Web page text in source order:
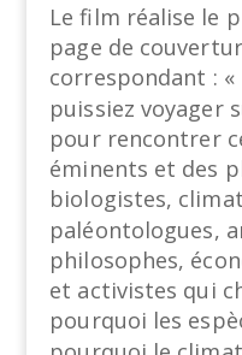
Le film réalise le
page de
correspondant : «
puissiez voyager
pour rencontrer
éminents et des
biologistes,
paléontologues,
philosophes,
et activistes qui
pourquoi les